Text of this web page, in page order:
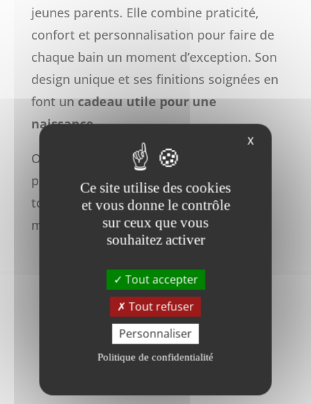
jeunes parents. Elle combine praticité,
confort et personnalisation pour faire de
chaque bain un moment d’exception. Son
design unique et ses finitions soignées en
font uncadeau utile pour une
naissance.
Offrez ou adoptez une cape de bain
personnalisée : un petit geste qui fait
toute la différence dans les premiers
moments de la vie de bébé.
Cape de bain
personnalisée
X
Ce site utilise des cookies
et vous donne le contrôle
sur ceux que vous
souhaitez activer
Tout accepter
Tout refuser
Personnaliser
Politique de confidentialité